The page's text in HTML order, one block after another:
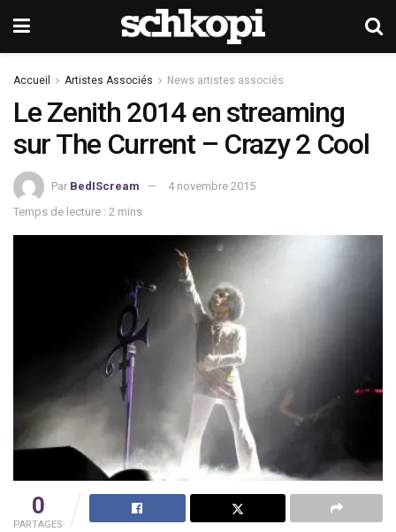
Accueil Artistes Associés News artistes associés
Le Zenith 2014 en streaming
sur The Current – Crazy 2 Cool
Par BedIScream
4 novembre 2015
Temps de lecture : 2 mins
0
PARTAGES